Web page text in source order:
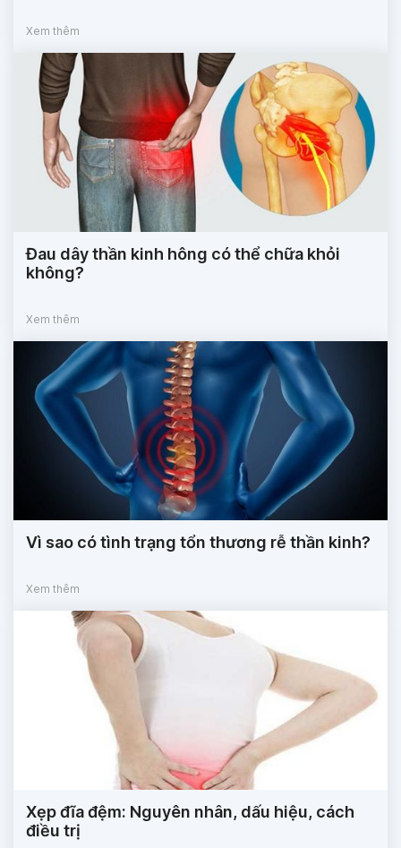
Xem thêm
Đau dây thần kinh hông có thể chữa khỏi
không?
Xem thêm
Vì sao có tình trạng tổn thương rễ thần kinh?
Xem thêm
Xẹp đĩa đệm: Nguyên nhân, dấu hiệu, cách
điều trị